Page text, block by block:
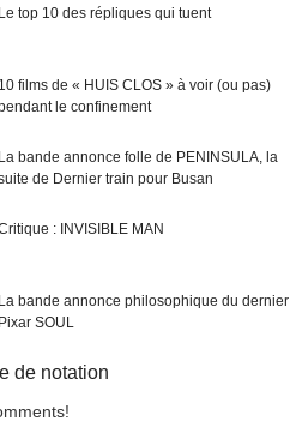
Le top 10 des répliques qui tuent
10 films de « HUIS CLOS » à voir (ou pas)
le confinement
La bande annonce folle de PENINSULA, la
de Dernier train pour Busan
: INVISIBLE MAN
La bande annonce philosophique du dernier
Pixar SOUL
de notation